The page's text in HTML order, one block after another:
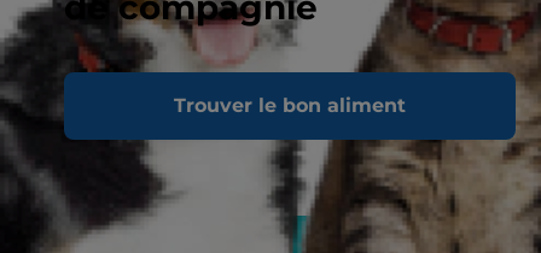
Trouver le bon aliment